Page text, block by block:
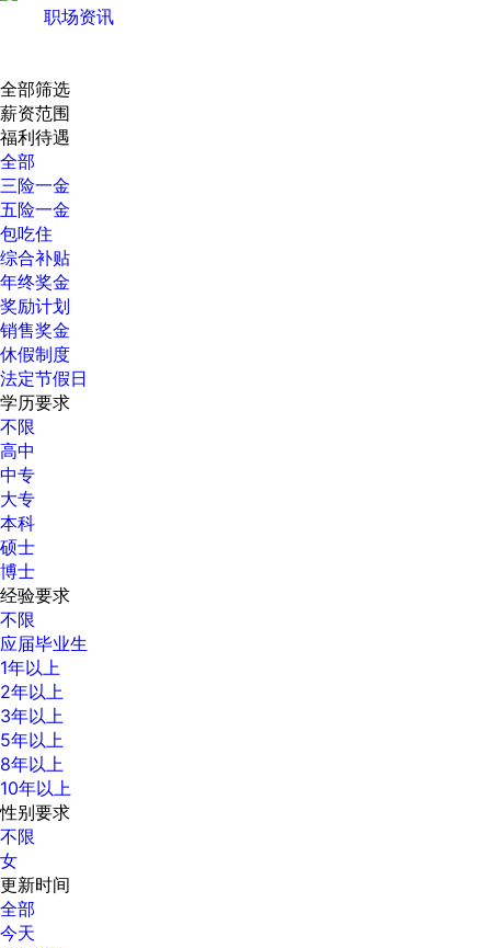
职场资讯
全部筛选
薪资范围
福利待遇
全部
三险一金
五险一金
包吃住
综合补贴
年终奖金
奖励计划
销售奖金
休假制度
法定节假日
学历要求
不限
高中
中专
大专
本科
硕士
博士
经验要求
不限
应届毕业生
1年以上
2年以上
3年以上
5年以上
8年以上
10年以上
性别要求
不限
女
更新时间
全部
今天